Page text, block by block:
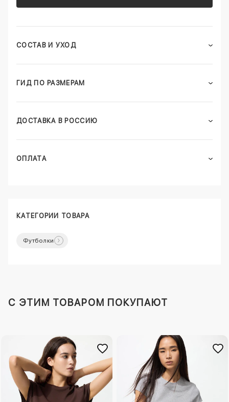
СОСТАВ И УХОД
ГИД ПО РАЗМЕРАМ
ДОСТАВКА В РОССИЮ
ОПЛАТА
КАТЕГОРИИ ТОВАРА
Футболки
C ЭТИМ ТОВАРОМ ПОКУПАЮТ